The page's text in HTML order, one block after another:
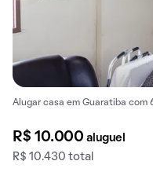
Alugar casa em Guaratiba com
R$ 10.000aluguel
R$ 10.430 total